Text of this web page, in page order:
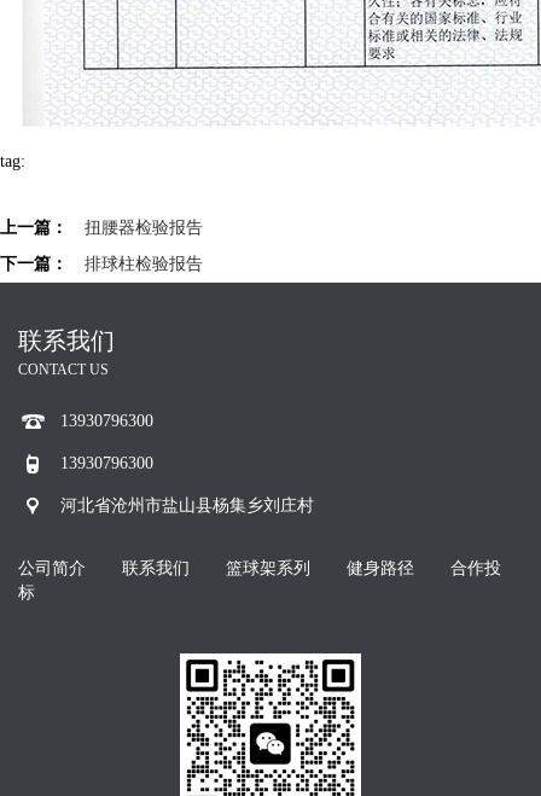
tag:
上一篇：
扭腰器检验报告
下一篇：
排球柱检验报告
联系我们
CONTACT US
13930796300
13930796300
河北省沧州市盐山县杨集乡刘庄村
公司简介 联系我们 篮球架系列 健身路径
合作投
标